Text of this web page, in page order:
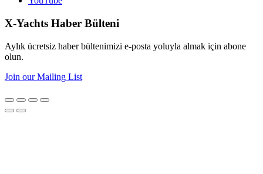
X-Yachts Haber Bülteni
Aylık ücretsiz haber bültenimizi e-posta yoluyla almak için abone
olun.
Join our Mailing List